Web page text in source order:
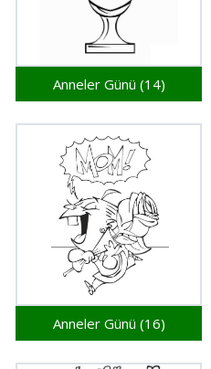
Anneler Günü (14)
Anneler Günü (16)